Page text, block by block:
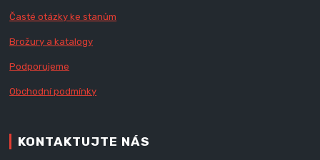
Časté otázky ke stanům
Brožury a katalogy
Podporujeme
Obchodní podmínky
KONTAKTUJTE NÁS